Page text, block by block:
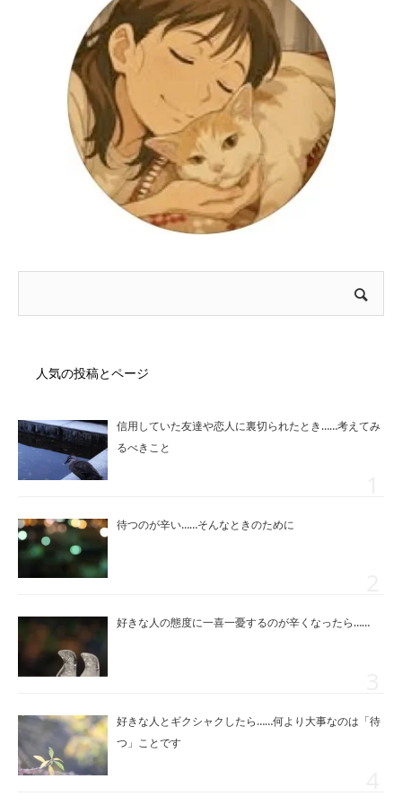
人気の投稿とページ
信用していた友達や恋人に裏切られたとき……考えてみ
るべきこと
待つのが辛い……そんなときのために
好きな人の態度に一喜一憂するのが辛くなったら……
好きな人とギクシャクしたら……何より大事なのは「待
つ」ことです